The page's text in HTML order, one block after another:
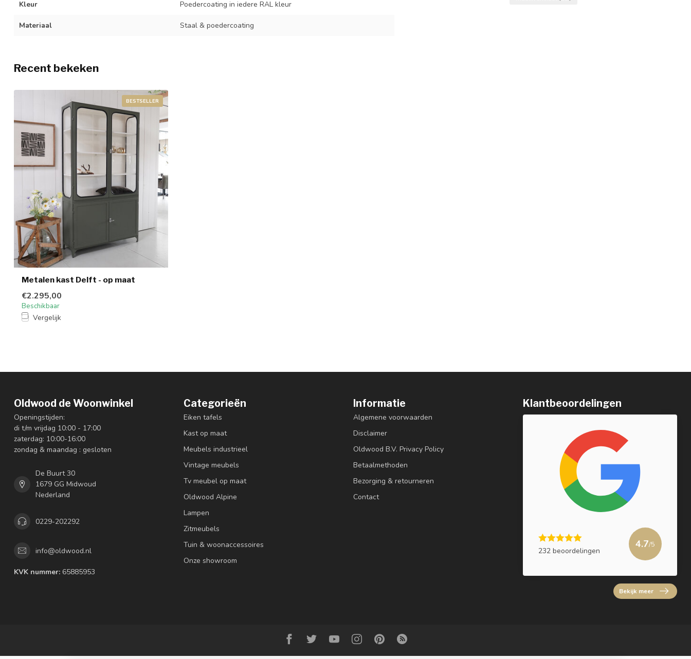
Kleur Poedercoating in iedere RAL kleur
Materiaal Staal & poedercoating
Recent bekeken
BESTSELLER
Metalen kast Delft - op maat
€2.295,00
Beschikbaar
Vergelijk
Oldwood de Woonwinkel
Openingstijden:
di t/m vrijdag 10:00 - 17:00
zaterdag: 10:00-16:00
zondag & maandag : gesloten
De Buurt 30
1679 GG Midwoud
Nederland
0229-202292
info@oldwood.nl
KVK nummer: 65885953
Categorieën
Eiken tafels
Kast op maat
Meubels industrieel
Vintage meubels
Tv meubel op maat
Oldwood Alpine
Lampen
Zitmeubels
Tuin & woonaccessoires
Onze showroom
Informatie
Algemene voorwaarden
Disclaimer
Oldwood B.V. Privacy Policy
Betaalmethoden
Bezorging & retourneren
Contact
Klantbeoordelingen
232 beoordelingen
4.7/5
Bekijk meer